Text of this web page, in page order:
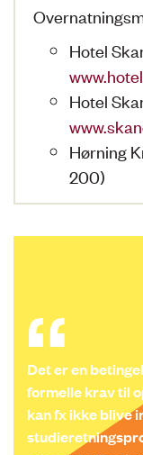
Hotel
Hotel
Hørning
200)
Det er en
formelle krav til
kan fx ikke blive